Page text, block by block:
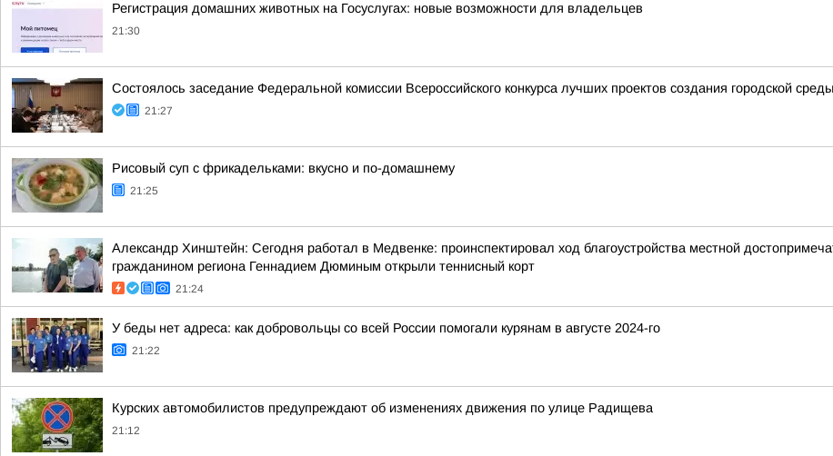
Регистрация домашних животных на Госуслугах: новые возможности для владельцев
21:30
Состоялось заседание Федеральной комиссии Всероссийского конкурса лучших проектов создания городской среды
21:27
Рисовый суп с фрикадельками: вкусно и по-домашнему
21:25
Александр Хинштейн: Сегодня работал в Медвенке: проинспектировал ход благоустройства местной
гражданином региона Геннадием Дюминым открыли теннисный корт
21:24
У беды нет адреса: как добровольцы со всей России помогали курянам в августе 2024-го
21:22
Курских автомобилистов предупреждают об изменениях движения по улице Радищева
21:12